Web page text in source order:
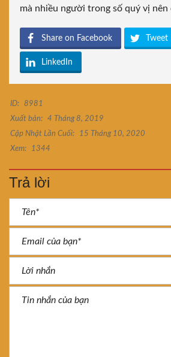
mà nhiều người trong số quý vị nên
Share on Facebook Tweet
LinkedIn
ID:
8981
Xuất bản:
4 Tháng 8, 2019
Cập Nhật Lần Cuối:
15 Tháng 10, 2020
Xem:
1344
Trả lời